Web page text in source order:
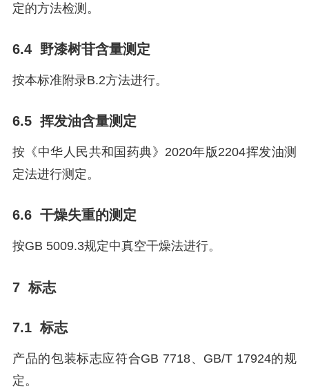
定的方法检测。
6.4 野漆树苷含量测定
按本标准附录B.2方法进行。
6.5 挥发油含量测定
按《中华人民共和国药典》2020年版2204挥发油测
定法进行测定。
6.6 干燥失重的测定
按GB 5009.3规定中真空干燥法进行。
7 标志
7.1 标志
产品的包装标志应符合GB 7718、GB/T 17924的规
定。